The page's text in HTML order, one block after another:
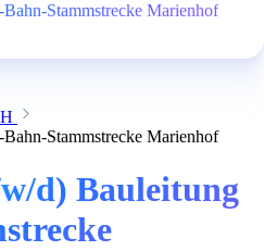
Stammstrecke Marienhof
Stammstrecke Marienhof
d) Bauleitung